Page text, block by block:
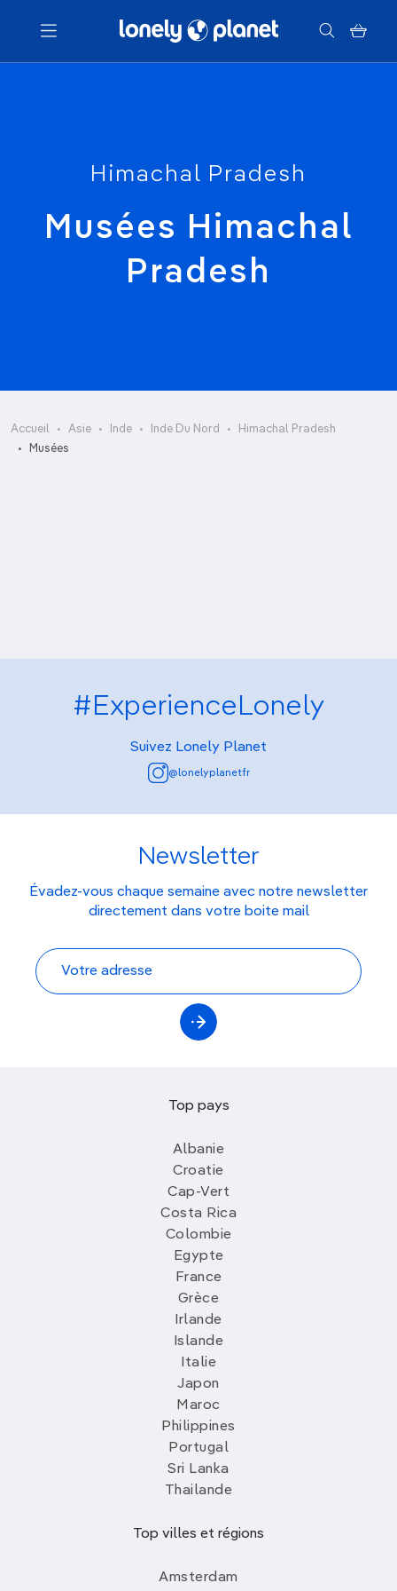
Menu
Himachal Pradesh
Musées Himachal
Pradesh
Accueil Asie Inde Inde Du Nord
Himachal Pradesh
Musées
#ExperienceLonely
Suivez Lonely Planet
@lonelyplanetfr
Newsletter
Évadez-vous chaque semaine avec notre newsletter
directement dans votre boite mail
Top pays
Albanie
Croatie
Cap-Vert
Costa Rica
Colombie
Egypte
France
Grèce
Irlande
Islande
Italie
Japon
Maroc
Philippines
Portugal
Sri Lanka
Thailande
Top villes et régions
Amsterdam